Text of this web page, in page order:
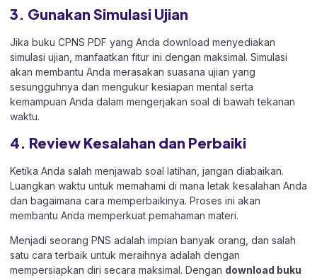
3. Gunakan Simulasi Ujian
Jika buku CPNS PDF yang Anda download menyediakan
simulasi ujian, manfaatkan fitur ini dengan maksimal. Simulasi
akan membantu Anda merasakan suasana ujian yang
sesungguhnya dan mengukur kesiapan mental serta
kemampuan Anda dalam mengerjakan soal di bawah tekanan
waktu.
4. Review Kesalahan dan Perbaiki
Ketika Anda salah menjawab soal latihan, jangan diabaikan.
Luangkan waktu untuk memahami di mana letak kesalahan Anda
dan bagaimana cara memperbaikinya. Proses ini akan
membantu Anda memperkuat pemahaman materi.
Menjadi seorang PNS adalah impian banyak orang, dan salah
satu cara terbaik untuk meraihnya adalah dengan
mempersiapkan diri secara maksimal. Dengan download buku